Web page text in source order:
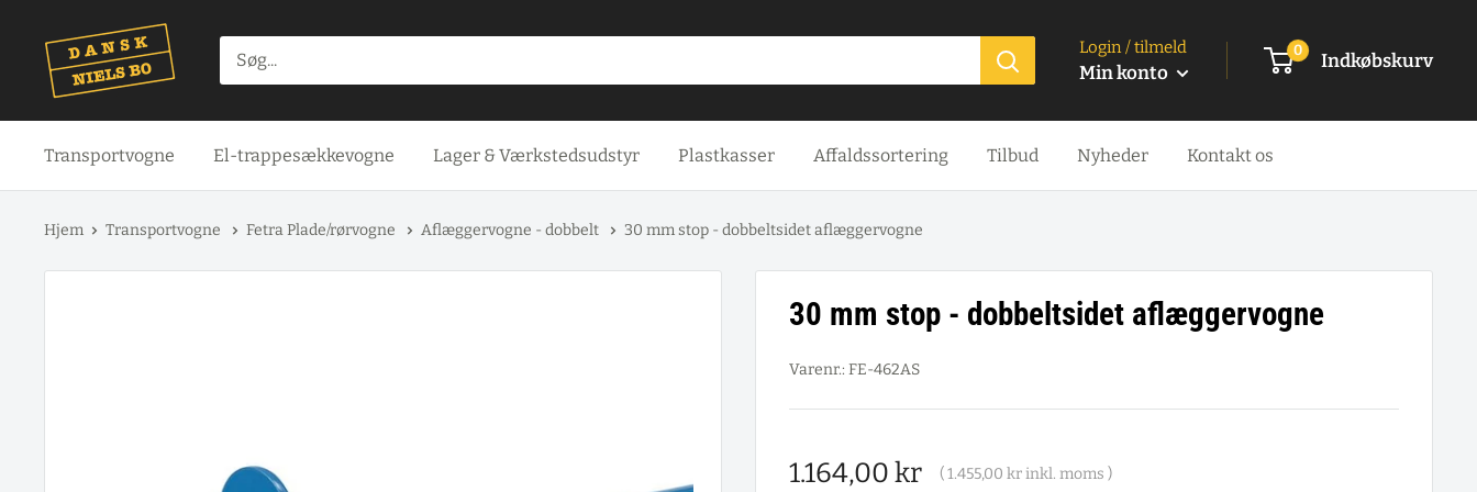
indhold
Login / tilmeld
Min konto
0 Indkøbskurv
Transportvogne El-trappesækkevogne Lager & Værkstedsudstyr Plastkasser Affaldssortering Tilbud Nyheder Kontakt os
Hjem Transportvogne Fetra Plade/rørvogne Aflæggervogne - dobbelt 30 mm stop - dobbeltsidet aflæggervogne
30 mm stop - dobbeltsidet aflæggervogne
Varenr.: FE-462AS
Salgspris
1.164,00 kr (1.455,00 krinkl. moms )